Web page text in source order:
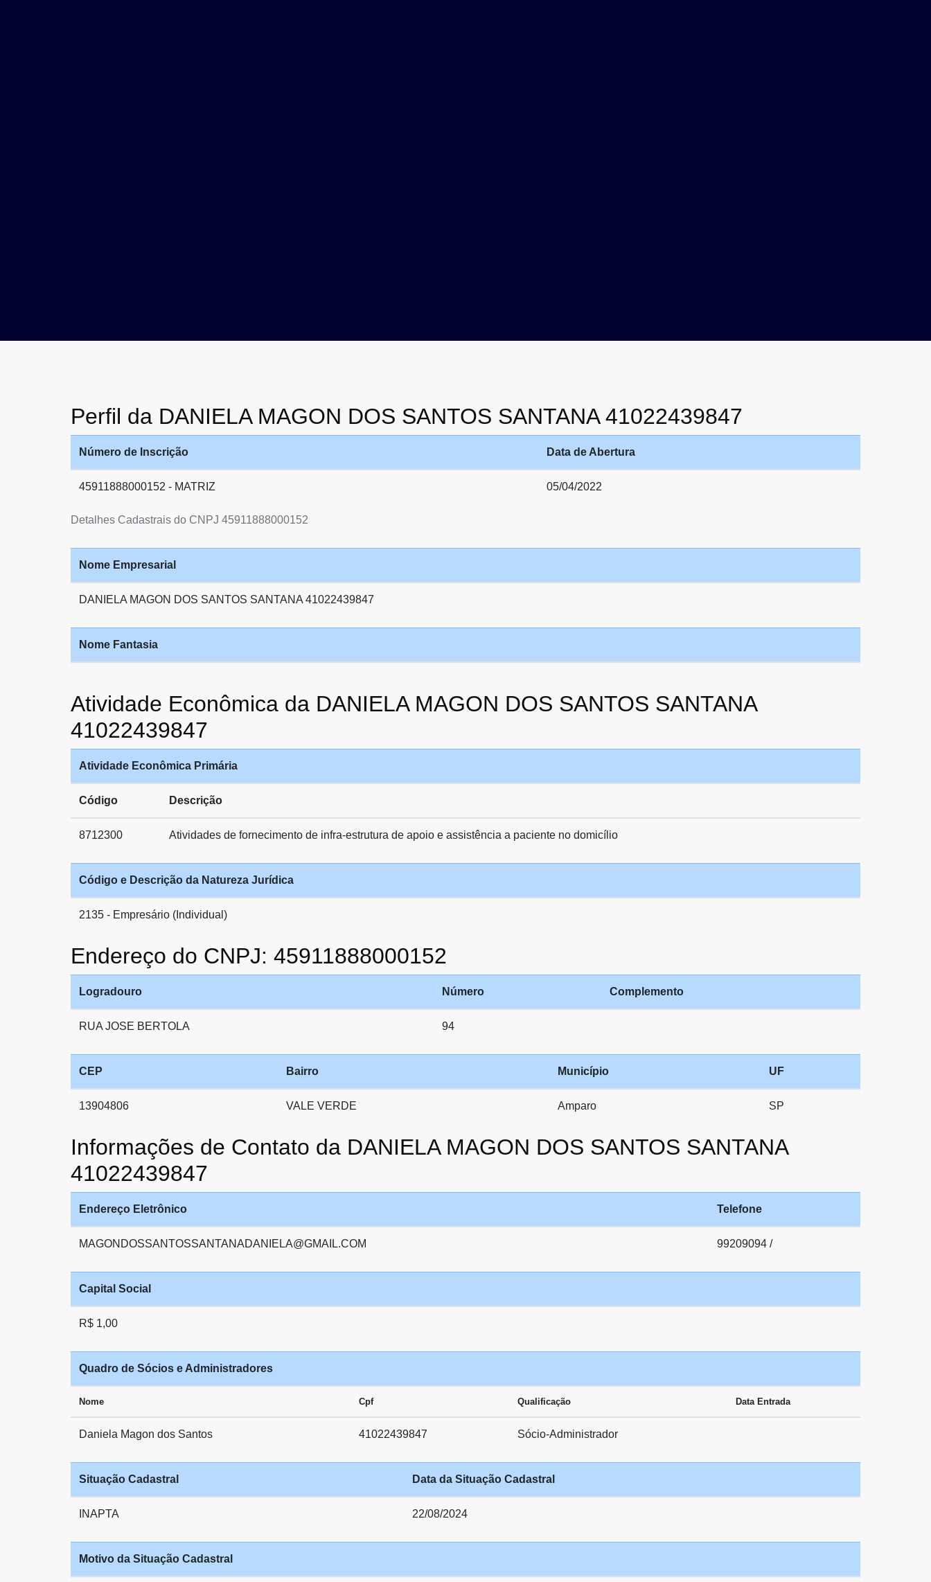
Perfil da DANIELA MAGON DOS SANTOS SANTANA 41022439847
Detalhes Cadastrais do CNPJ 45911888000152
Número de Inscrição Data de Abertura
45911888000152 - MATRIZ 05/04/2022
Nome Empresarial
DANIELA MAGON DOS SANTOS SANTANA 41022439847
Nome Fantasia
Atividade Econômica da DANIELA MAGON DOS SANTOS SANTANA
41022439847
Atividade Econômica Primária
Código Descrição
8712300 Atividades de fornecimento de infra-estrutura de apoio e assistência a paciente no domicílio
Código e Descrição da Natureza Jurídica
2135 - Empresário (Individual)
Endereço do CNPJ: 45911888000152
Logradouro Número Complemento
RUA JOSE BERTOLA 94
CEP Bairro Município UF
13904806 VALE VERDE Amparo SP
Informações de Contato da DANIELA MAGON DOS SANTOS SANTANA
41022439847
Endereço Eletrônico Telefone
MAGONDOSSANTOSSANTANADANIELA@GMAIL.COM 99209094 /
Capital Social
R$ 1,00
Quadro de Sócios e Administradores
Nome Cpf Qualificação Data Entrada
Daniela Magon dos Santos 41022439847 Sócio-Administrador
Situação Cadastral Data da Situação Cadastral
INAPTA 22/08/2024
Motivo da Situação Cadastral